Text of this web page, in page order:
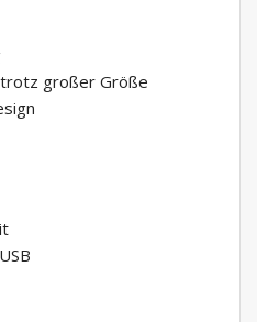
großer Größe